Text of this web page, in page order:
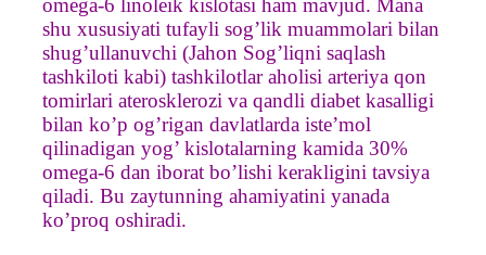
omega-6 linoleik kislotasi ham mavjud. Mana
shu xususiyati tufayli sog’lik muammolari bilan
shug’ullanuvchi (Jahon Sog’liqni saqlash
tashkiloti kabi) tashkilotlar aholisi arteriya qon
tomirlari aterosklerozi va qandli diabet kasalligi
bilan ko’p og’rigan davlatlarda iste’mol
qilinadigan yog’ kislotalarning kamida 30%
omega-6 dan iborat bo’lishi kerakligini tavsiya
qiladi. Bu zaytunning ahamiyatini yanada
ko’proq oshiradi.